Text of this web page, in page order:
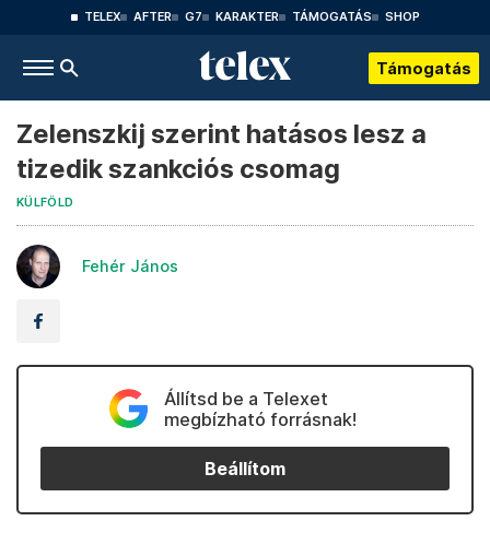
TELEX AFTER G7 KARAKTER TÁMOGATÁS SHOP
Támogatás
Zelenszkij szerint hatásos lesz a
tizedik szankciós csomag
KÜLFÖLD
Fehér János
Állítsd be a Telexet
megbízható forrásnak!
Beállítom